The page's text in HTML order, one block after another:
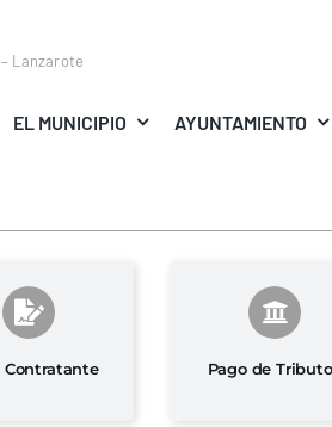
Lanzarote
EL MUNICIPIO AYUNTAMIENTO
Contratante Pago de